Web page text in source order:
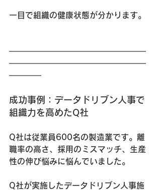
一目で組織の健康状態が分かります。
━━━━━━━━━━━━━━━━━
━━━━━━━━━━━━━━━━━
━━━━
成功事例：データドリブン人事で
組織力を高めたQ社
Q社は従業員600名の製造業です。離
職率の高さ、採用のミスマッチ、生産
性の伸び悩みに悩んでいました。
Q社が実施したデータドリブン人事施